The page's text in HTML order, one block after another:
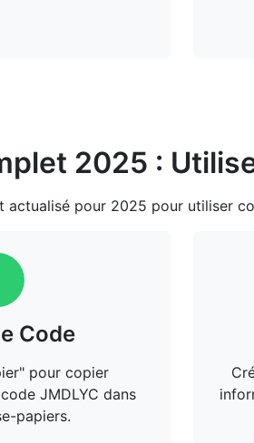
2025 :
actualisé pour 2025 pour utiliser
Code
pour copier
JMDLYC dans
papiers.